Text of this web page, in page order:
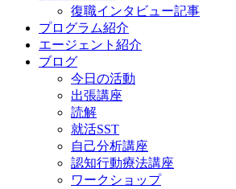
復職インタビュー記事
プログラム紹介
エージェント紹介
ブログ
今日の活動
出張講座
読解
就活SST
自己分析講座
認知行動療法講座
ワークショップ